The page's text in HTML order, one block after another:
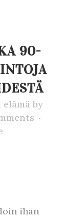
90-
elämä by
ihan